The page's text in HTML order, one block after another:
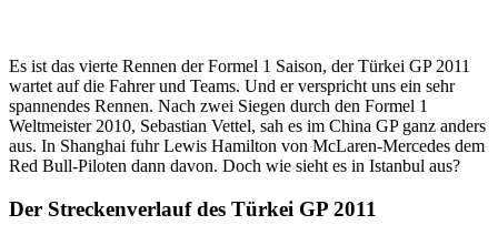
Es ist das vierte Rennen der Formel 1 Saison, der Türkei GP 2011
wartet auf die Fahrer und Teams. Und er verspricht uns ein sehr
spannendes Rennen. Nach zwei Siegen durch den Formel 1
Weltmeister 2010, Sebastian Vettel, sah es im China GP ganz anders
aus. In Shanghai fuhr Lewis Hamilton von McLaren-Mercedes dem
Red Bull-Piloten dann davon. Doch wie sieht es in Istanbul aus?
Der Streckenverlauf des Türkei GP 2011